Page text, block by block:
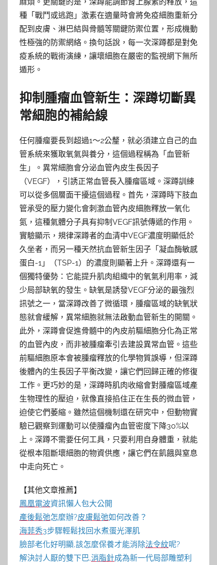
麻煩。更關鍵的是，深蹲能調節腎上腺素的釋放，這
種「戰鬥或逃跑」激素在適量時會將免疫細胞重新分
配到皮膚、淋巴結與骨髓等關鍵防禦位置，形成機動
性極強的防禦網絡。換句話說，每一次深蹲都是對免
疫系統的戰術演練，讓壞細胞在嚴密的監視網下無所
遁形。
抑制腫瘤血管新生：深蹲切斷異
常細胞的補給線
任何腫瘤要長到超過1～2公釐，就必須建立自己的血
管系統來獲取氧氣與養分，這個過程稱為「血管新
生」。異常細胞會分泌血管內皮生長因子
（VEGF），引誘正常血管長入腫瘤區域。深蹲訓練
可以從多個層面干擾這個過程。首先，深蹲時下肢血
管承受的壓力變化會刺激血管內皮細胞釋放一氧化
氮，這種氣體分子具有抑制VEGF訊號傳遞的作用。
實驗顯示，規律深蹲者的血清中VEGF濃度明顯低於
久坐者，而另一種天然抗血管新生因子「凝血酶敏感
蛋白-1」（TSP-1）的濃度則顯著上升。深蹲還有一
個獨特優勢：它能提升肌肉組織中的氧氣利用率，減
少局部缺氧的發生。缺氧是誘發VEGF分泌的最強烈
訊號之一，當深蹲改善了微循環，腫瘤區域的缺氧狀
態就會緩解，異常細胞就無法啟動血管新生的開關。
此外，深蹲會促進骨髓中的內皮前驅細胞分化為正常
的血管內皮，而非被腫瘤牽引去建設異常血管。這些
前驅細胞原本會被腫瘤釋放的化學物質誤導，但深蹲
後體內的生長因子平衡改變，讓它們回歸正確的修復
工作。更巧妙的是，深蹲時肌肉收縮會對腫瘤區域產
生物理性的壓迫，就像直接掐住正在生長的微血管，
迫使它們萎縮。雖然這個機制還在研究中，但動物實
驗已觀察到運動可以使腫瘤內血管密度下降30%以
上。深蹲不需要任何工具，只要利用自身體重，就能
從根本阻斷壞細胞的物資供應，讓它們在飢餓與窒息
中走向死亡。
【其他文章推薦】
鳳凰電波資訊懶人包大公開
產後鬆弛怎麼辦?皮膚鬆弛如何改善？
海菲秀3步驟輕鬆找回水煮蛋光澤肌
臉部老化好明顯,該怎麼保養才能消除法令紋呢?
解決討人厭的雙下巴,消脂針成為新一代局部雕塑利